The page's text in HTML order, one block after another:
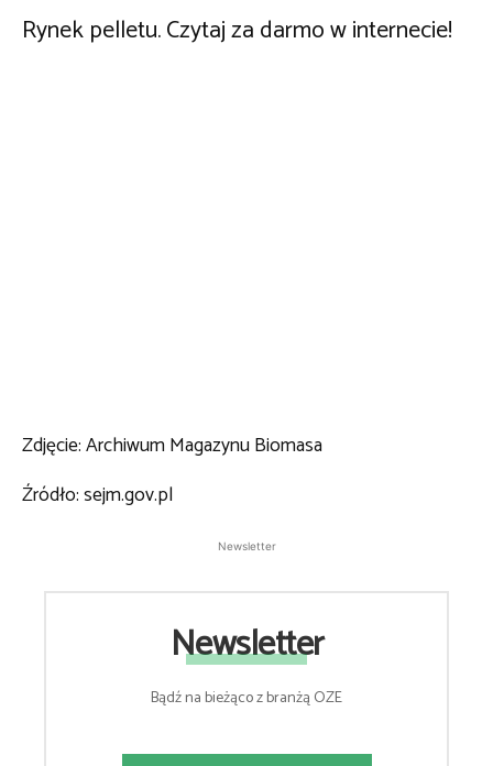
Rynek pelletu. Czytaj za darmo w internecie!
Zdjęcie: Archiwum Magazynu Biomasa
Źródło: sejm.gov.pl
Newsletter
Newsletter
Bądź na bieżąco z branżą OZE